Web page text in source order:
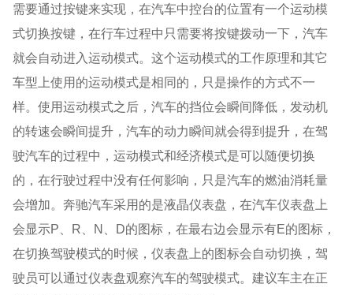
需要通过按键来实现，在汽车中控台的位置有一个运动模
式切换按键，在行车过程中只需要将按键拨动一下，汽车
就会自动进入运动模式。这个运动模式的工作原理和其它
车型上使用的运动模式是相同的，只是操作的方式不一
样。使用运动模式之后，汽车的挡位会瞬间降低，发动机
的转速会瞬间提升，汽车的动力瞬间就会得到提升，在驾
驶汽车的过程中，运动模式和经济模式是可以随便切换
的，在行驶过程中没有任何影响，只是汽车的燃油消耗量
会增加。奔驰汽车采用的是液晶仪表盘，在汽车仪表盘上
会显示P、R、N、D的图标，在最右边会显示有E的图标，
在切换驾驶模式的时候，仪表盘上的图标会自动切换，驾
驶员可以通过仪表盘观察汽车的驾驶模式。建议车主在正